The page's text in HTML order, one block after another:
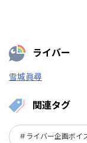
ライバー
雪城眞尋
関連タグ
＃ライバー企画ボイ